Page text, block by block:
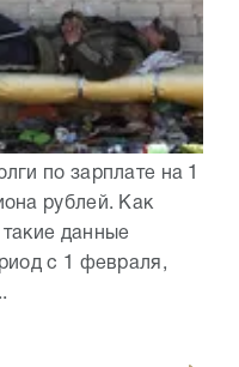
по зарплате на 1
рублей. Как
данные
с 1 февраля,